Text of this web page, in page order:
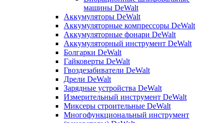
машины DeWalt
Аккумуляторы DeWalt
Аккумуляторные компрессоры DeWalt
Аккумуляторные фонари DeWalt
Аккумуляторный инструмент DeWalt
Болгарки DeWalt
Гайковерты DeWalt
Гвоздезабиватели DeWalt
Дрели DeWalt
Зарядные устройства DeWalt
Измерительный инструмент DeWalt
Миксеры строительные DeWalt
Многофункциональный инструмент